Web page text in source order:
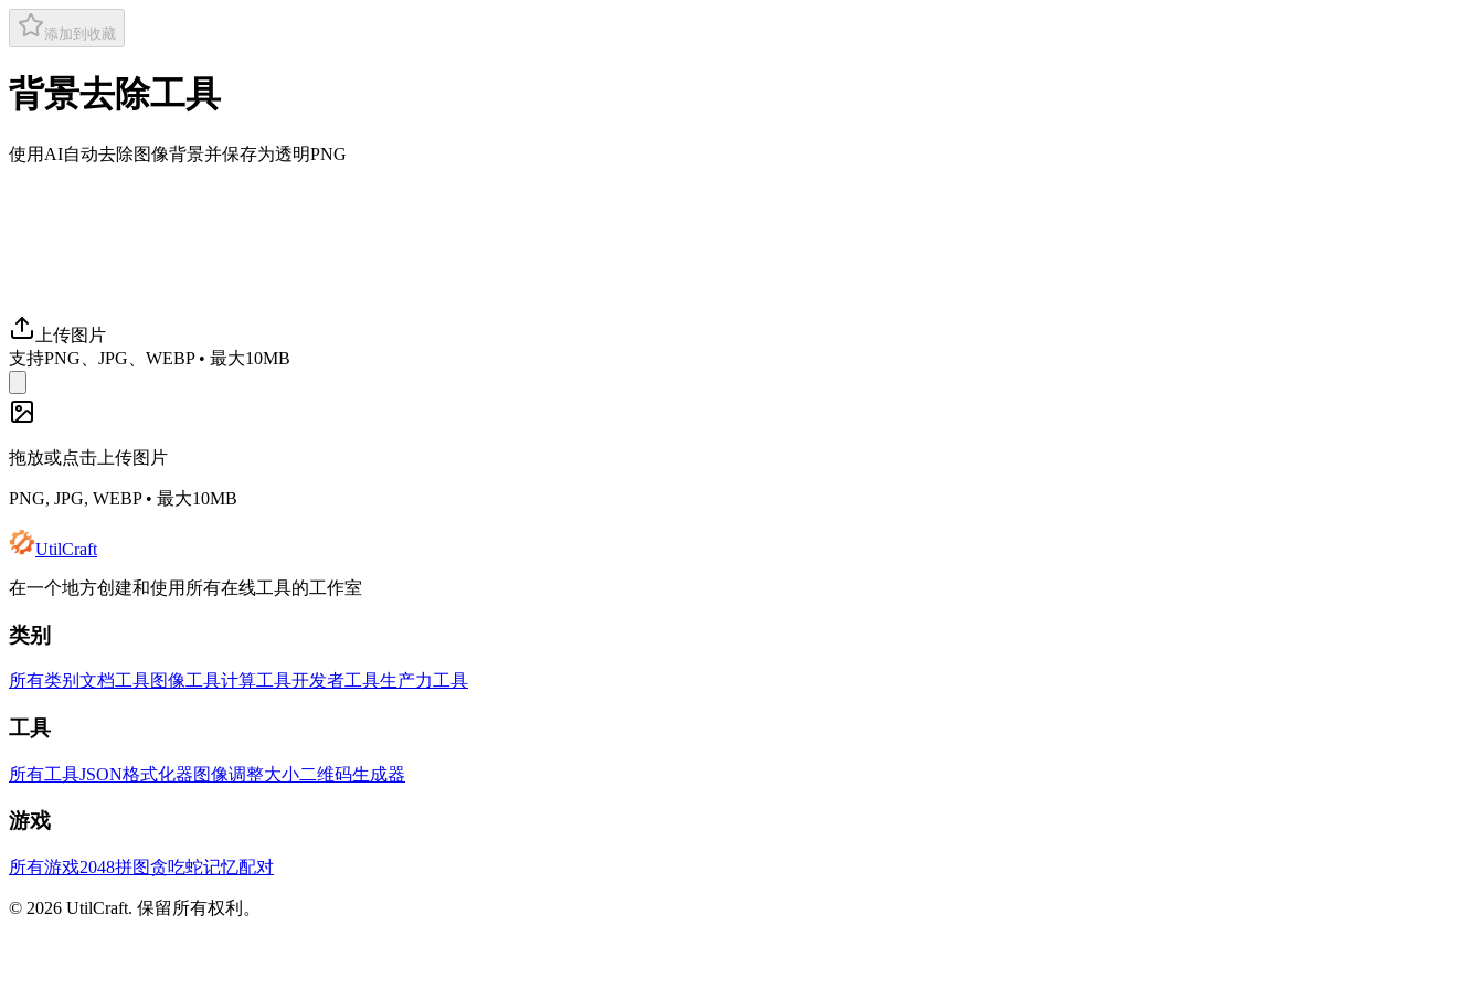
添加到收藏
背景去除工具
使用AI自动去除图像背景并保存为透明PNG
上传图片
支持PNG、JPG、WEBP• 最大10MB
拖放或点击上传图片
PNG, JPG, WEBP • 最大10MB
UtilCraft
在一个地方创建和使用所有在线工具的工作室
类别
所有类别 文档工具图像工具计算工具开发者工具生产力工具
工具
所有工具JSON格式化器图像调整大小二维码生成器
游戏
所有游戏2048拼图贪吃蛇记忆配对
© 2026 UtilCraft. 保留所有权利。